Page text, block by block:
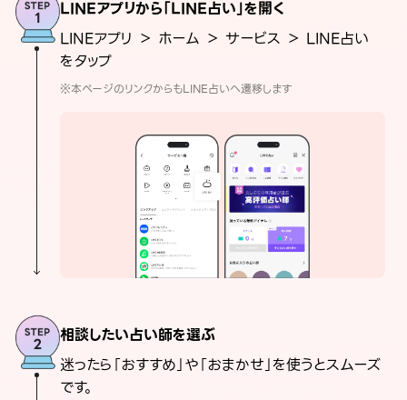
LINEアプリから「LINE占い」を開く
LINEアプリ ＞ ホーム ＞ サービス ＞ LINE占い
をタップ
※本ページのリンクからもLINE占いへ遷移します
相談したい占い師を選ぶ
迷ったら「おすすめ」や「おまかせ」を使うとスムーズ
です。